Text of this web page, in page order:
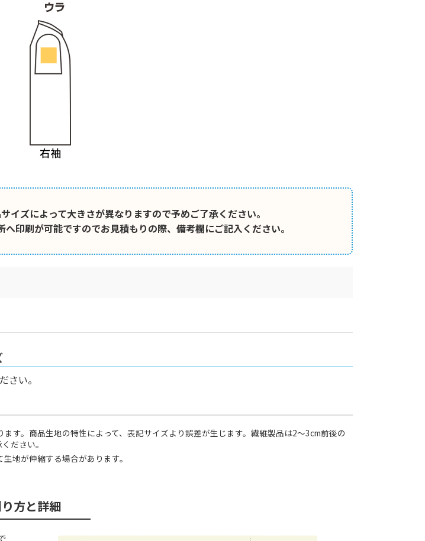
イズによって大きさが異なりますので予めご了承ください。
へ印刷が可能ですのでお見積もりの際、備考欄にご記入ください。
さい。
す。商品生地の特性によって、表記サイズより誤差が生じます。繊維製品は2～3cm前後の
ださい。
地が伸縮する場合があります。
方と詳細